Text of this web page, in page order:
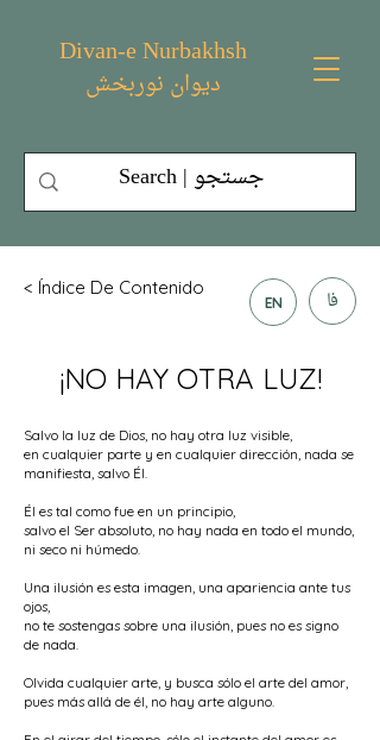
Divan-e Nurbakhsh
دیوان نوربخش
< Índice De Contenido
EN فا
¡NO HAY OTRA LUZ!
Salvo la luz de Dios, no hay otra luz visible,
en cualquier parte y en cualquier dirección, nada se
manifiesta, salvo Él.
Él es tal como fue en un principio,
salvo el Ser absoluto, no hay nada en todo el mundo,
ni seco ni húmedo.
Una ilusión es esta imagen, una apariencia ante tus
ojos,
no te sostengas sobre una ilusión, pues no es signo
de nada.
Olvida cualquier arte, y busca sólo el arte del amor,
pues más allá de él, no hay arte alguno.